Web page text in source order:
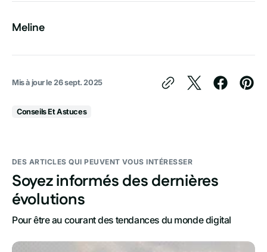
Meline
Mis à jour le26 sept. 2025
Conseils Et Astuces
DES ARTICLES QUI PEUVENT VOUS INTÉRESSER
Soyez informés des dernières
évolutions
Pour être au courant des tendances du monde digital